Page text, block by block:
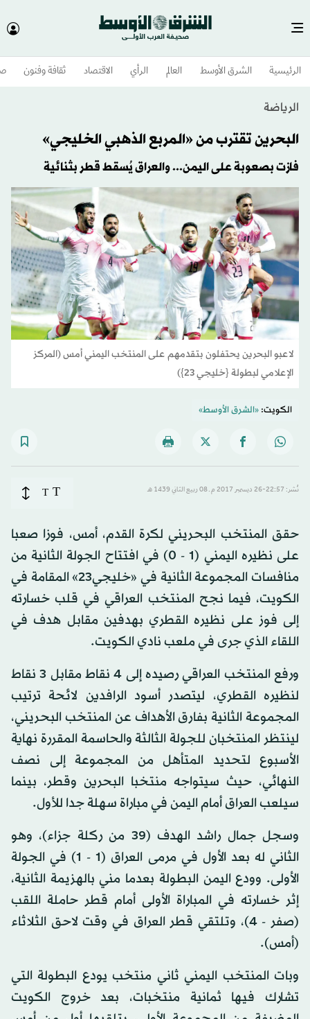
الرئيسية الشرق الأوسط​ العالم الرأي الاقتصاد ثقافة وفنون
الرياضة
البحرين تقترب من «المربع الذهبي الخليجي»
فازت بصعوبة على اليمن... والعراق يُسقط قطر بثنائية
لاعبو البحرين يحتفلون بتقدمهم على المنتخب اليمني أمس (المركز
الإعلامي لبطولة {خليجي 23})
الكويت:«الشرق الأوسط»
نُشر: 22:57-26 ديسمبر 2017 م ـ 08 ربيع الثاني 1439 هـ T
T
حقق المنتخب البحريني لكرة القدم، أمس، فوزا صعبا
على نظيره اليمني (1 - 0) في افتتاح الجولة الثانية من
منافسات المجموعة الثانية في «خليجي23» المقامة في
الكويت، فيما نجح المنتخب العراقي في قلب خسارته
إلى فوز على نظيره القطري بهدفين مقابل هدف في
اللقاء الذي جرى في ملعب نادي الكويت.
ورفع المنتخب العراقي رصيده إلى 4 نقاط مقابل 3 نقاط
لنظيره القطري، ليتصدر أسود الرافدين لائحة ترتيب
المجموعة الثانية بفارق الأهداف عن المنتخب البحريني،
لينتظر المنتخبان للجولة الثالثة والحاسمة المقررة نهاية
الأسبوع لتحديد المتأهل من المجموعة إلى نصف
النهائي، حيث سيتواجه منتخبا البحرين وقطر، بينما
سيلعب العراق أمام اليمن في مباراة سهلة جدا للأول.
وسجل جمال راشد الهدف (39 من ركلة جزاء)، وهو
الثاني له بعد الأول في مرمى العراق (1 - 1) في الجولة
الأولى. وودع اليمن البطولة بعدما مني بالهزيمة الثانية،
إثر خسارته في المباراة الأولى أمام قطر حاملة اللقب
(صفر - 4)، وتلتقي قطر العراق في وقت لاحق الثلاثاء
(أمس).
وبات المنتخب اليمني ثاني منتخب يودع البطولة التي
تشارك فيها ثمانية منتخبات، بعد خروج الكويت